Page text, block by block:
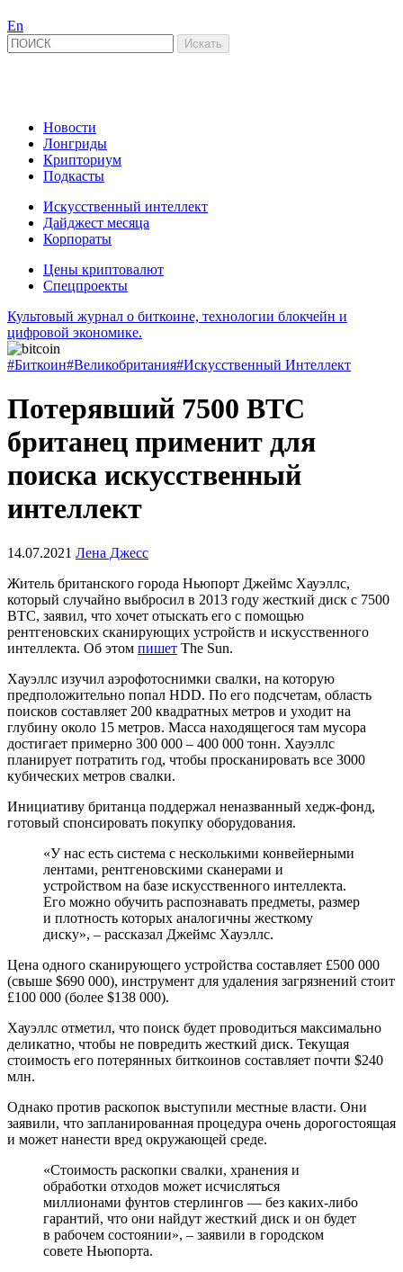
En
Новости
Лонгриды
Крипториум
Подкасты
Искусственный интеллект
Дайджест месяца
Корпораты
Цены криптовалют
Спецпроекты
Культовый журнал о биткоине, технологии блокчейн и
цифровой экономике.
#Биткоин#Великобритания#Искусственный Интеллект
Потерявший 7500 BTC
британец применит для
поиска искусственный
интеллект
14.07.2021 Лена Джесс
Житель британского города Ньюпорт Джеймс Хауэллс,
который случайно выбросил в 2013 году жесткий диск с 7500
BTC, заявил, что хочет отыскать его с помощью
рентгеновских сканирующих устройств и искусственного
интеллекта. Об этом пишет The Sun.
Хауэллс изучил аэрофотоснимки свалки, на которую
предположительно попал HDD. По его подсчетам, область
поисков составляет 200 квадратных метров и уходит на
глубину около 15 метров. Масса находящегося там мусора
достигает примерно 300 000 – 400 000 тонн. Хауэллс
планирует потратить год, чтобы просканировать все 3000
кубических метров свалки.
Инициативу британца поддержал неназванный хедж-фонд,
готовый спонсировать покупку оборудования.
«У нас есть система с несколькими конвейерными
лентами, рентгеновскими сканерами и
устройством на базе искусственного интеллекта.
Его можно обучить распознавать предметы, размер
и плотность которых аналогичны жесткому
диску», – рассказал Джеймс Хауэллс.
Цена одного сканирующего устройства составляет £500 000
(свыше $690 000), инструмент для удаления загрязнений стоит
£100 000 (более $138 000).
Хауэллс отметил, что поиск будет проводиться максимально
деликатно, чтобы не повредить жесткий диск. Текущая
стоимость его потерянных биткоинов составляет почти $240
млн.
Однако против раскопок выступили местные власти. Они
заявили, что запланированная процедура очень дорогостоящая
и может нанести вред окружающей среде.
«Стоимость раскопки свалки, хранения и
обработки отходов может исчисляться
миллионами фунтов стерлингов — без каких-либо
гарантий, что они найдут жесткий диск и он будет
в рабочем состоянии», – заявили в городском
совете Ньюпорта.